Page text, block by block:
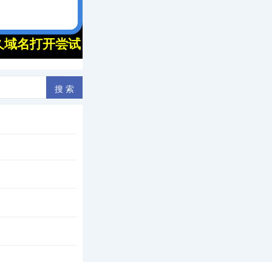
奖文
喳喳声…… 孩子
其实就是牵挂的一
儿子高中毕业
绍，她来自江西省